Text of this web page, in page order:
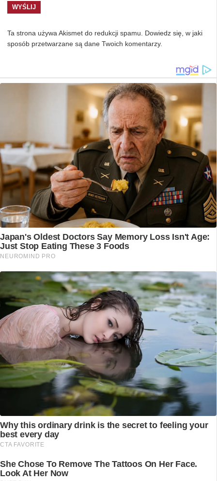
Ta strona używa Akismet do redukcji spamu. Dowiedz się, w jaki
sposób przetwarzane są dane Twoich komentarzy.